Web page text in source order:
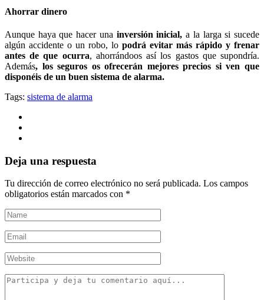
Ahorrar dinero
Aunque haya que hacer una inversión inicial, a la larga si sucede
algún accidente o un robo, lo podrá evitar más rápido y frenar
antes de que ocurra, ahorrándoos así los gastos que supondría.
Además, los seguros os ofrecerán mejores precios si ven que
disponéis de un buen sistema de alarma.
Tags: sistema de alarma
Deja una respuesta
Tu dirección de correo electrónico no será publicada. Los campos
obligatorios están marcados con *